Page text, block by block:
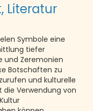
Literatur
Symbole eine
tiefer
und Zeremonien
Botschaften zu
und kulturelle
die Verwendung von